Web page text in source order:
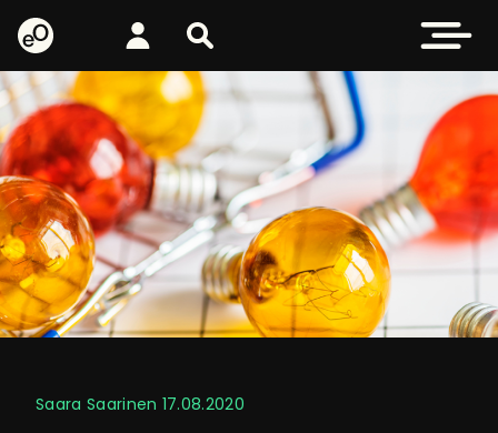
eOppiva - Etusivulle
Kirjaudu Etsi sivustolta Avaa
Saara Saarinen 17.08.2020